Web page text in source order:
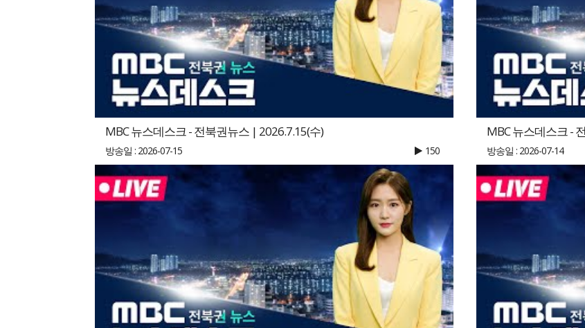
MBC 뉴스데스크 - 전북권뉴스 | 2026.7.15(수)
방송일 : 2026-07-15 150
MBC 뉴스데스크 -
방송일 : 2026-07-14